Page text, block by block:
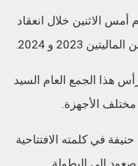
الاثنين خلال انعقاد
2023 و 2024.
29 عضوا من أصل 35، ترأس هذا الجمع العام السيد
الأجهزة.
في كلمته الافتتاحية
إلى البطولة